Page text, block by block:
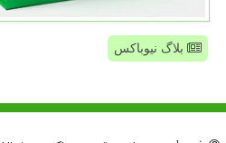
بلاگ نیوباکس